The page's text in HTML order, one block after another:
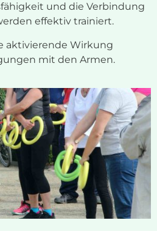
und die Verbindung
effektiv trainiert.
aktivierende Wirkung
mit den Armen.